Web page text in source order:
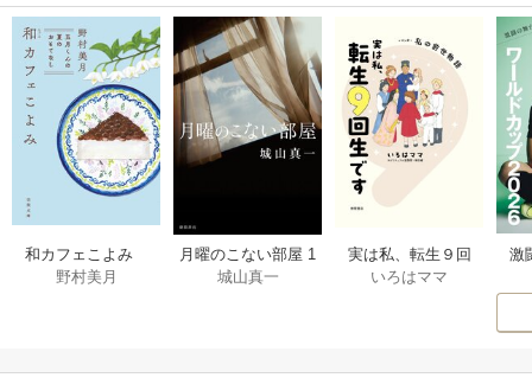
和カフェこよみ
五月くんの夏のお
野村美月
月曜のこない部屋 1
巻
城山真一
実は私、転生９回
生です マンガ
いろはママ
激